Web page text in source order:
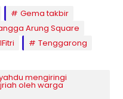
Gema takbir
Arung Square
Tenggarong
mengiringi
oleh warga